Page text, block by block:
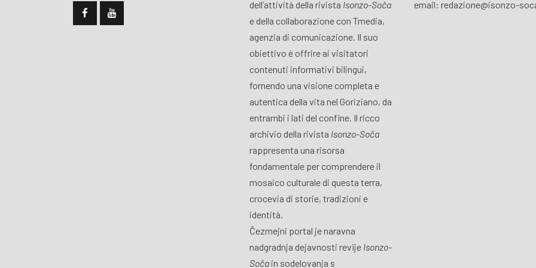
dell’attività della rivista Isonzo-Soča
e della collaborazione con Tmedia,
agenzia di comunicazione. Il suo
obiettivo è offrire ai visitatori
contenuti informativi bilingui,
fornendo una visione completa e
autentica della vita nel Goriziano, da
entrambi i lati del confine. Il ricco
archivio della rivista Isonzo-Soča
rappresenta una risorsa
fondamentale per comprendere il
mosaico culturale di questa terra,
crocevia di storie, tradizioni e
identità.
Čezmejni portal je naravna
nadgradnja dejavnosti revije Isonzo-
Soča in sodelovanja s
email: redazione@isonzo-